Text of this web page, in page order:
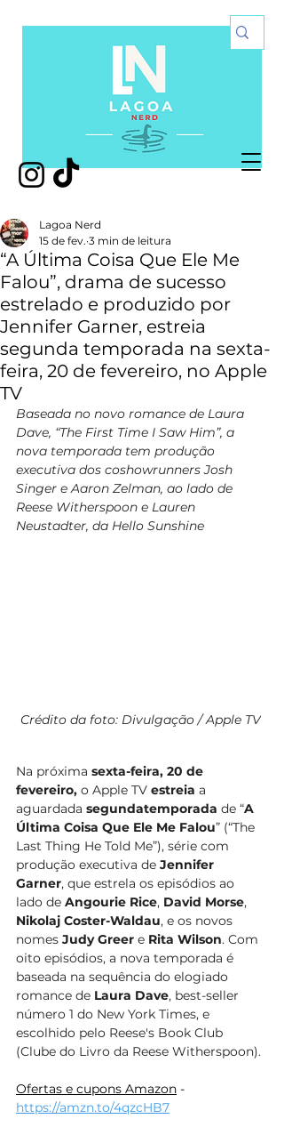
“A Última Coisa Que Ele Me
Falou”, drama de sucesso
estrelado e produzido por
Jennifer Garner, estreia
segunda temporada na sexta-
feira, 20 de fevereiro, no Apple
TV
Lagoa Nerd
15 de fev. 3 min de leitura
Baseada no novo romance de Laura
Dave, “The First Time I Saw Him”, a
nova temporada tem produção
executiva dos coshowrunners Josh
Singer e Aaron Zelman, ao lado de
Reese Witherspoon e Lauren
Neustadter, da Hello Sunshine
Crédito da foto: Divulgação / Apple TV
Na próxima sexta-feira, 20 de
fevereiro, o Apple TV estreia a
aguardada segundatemporada de “A
Última Coisa Que Ele Me Falou” (“The
Last Thing He Told Me”), série com
produção executiva de Jennifer
Garner, que estrela os episódios ao
lado de Angourie Rice, David Morse,
Nikolaj Coster-Waldau, e os novos
nomes Judy Greer e Rita Wilson. Com
oito episódios, a nova temporada é
baseada na sequência do elogiado
romance de Laura Dave, best-seller
número 1 do New York Times, e
escolhido pelo Reese's Book Club
(Clube do Livro da Reese Witherspoon).
Ofertas e cupons Amazon -
https://amzn.to/4qzcHB7